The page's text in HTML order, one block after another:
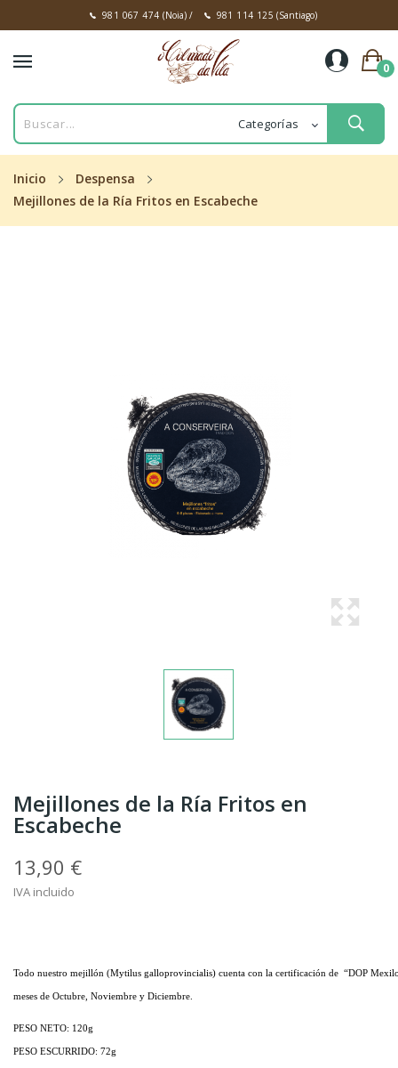
981 067 474 (Noia)/ 981 114 125 (Santiago)
0
Inicio
Despensa
Mejillones de la Ría Fritos en Escabeche
Mejillones de la Ría Fritos en
Escabeche
13,90 €
IVA incluido
Todo nuestro mejillón (Mytilus galloprovincialis) cuenta con la certificación de “DOP
meses de Octubre, Noviembre y Diciembre.
PESO NETO: 120g
PESO ESCURRIDO: 72g